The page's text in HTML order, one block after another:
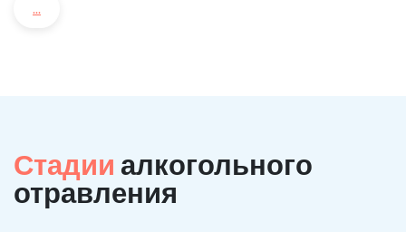
...
Стадии алкогольного
отравления